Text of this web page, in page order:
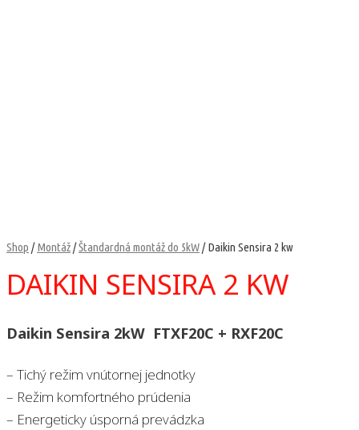
Shop /Montáž/Štandardná montáž do 5kW/ Daikin Sensira 2 kw
DAIKIN SENSIRA 2 KW
Daikin Sensira 2kW FTXF20C + RXF20C
– Tichý režim vnútornej jednotky
– Režim komfortného prúdenia
– Energeticky úsporná prevádzka